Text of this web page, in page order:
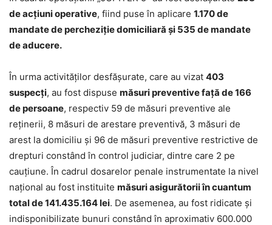
de acțiuni operative, fiind puse în aplicare 1.170 de
mandate de percheziție domiciliară și 535 de mandate
de aducere.
În urma activităților desfășurate, care au vizat 403
suspecți, au fost dispuse măsuri preventive față de 166
de persoane, respectiv 59 de măsuri preventive ale
reținerii, 8 măsuri de arestare preventivă, 3 măsuri de
arest la domiciliu și 96 de măsuri preventive restrictive de
drepturi constând în control judiciar, dintre care 2 pe
cauțiune. În cadrul dosarelor penale instrumentate la nivel
național au fost instituite măsuri asigurătorii în cuantum
total de 141.435.164 lei. De asemenea, au fost ridicate și
indisponibilizate bunuri constând în aproximativ 600.000